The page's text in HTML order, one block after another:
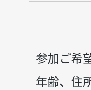
参加ご希
年齢、住